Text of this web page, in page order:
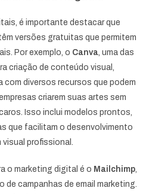
é importante destacar que
versões gratuitas que permitem
Por exemplo, o Canva, uma das
criação de conteúdo visual,
com diversos recursos que podem
criarem suas artes sem
Isso inclui modelos prontos,
que facilitam o desenvolvimento
profissional.
o marketing digital é o Mailchimp,
de campanhas de email marketing.